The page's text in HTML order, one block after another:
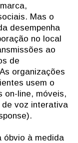
Mas o
desempenha
no local
ao
de
organizações
usem o
on-line, móveis,
voz interativa
óbvio à medida